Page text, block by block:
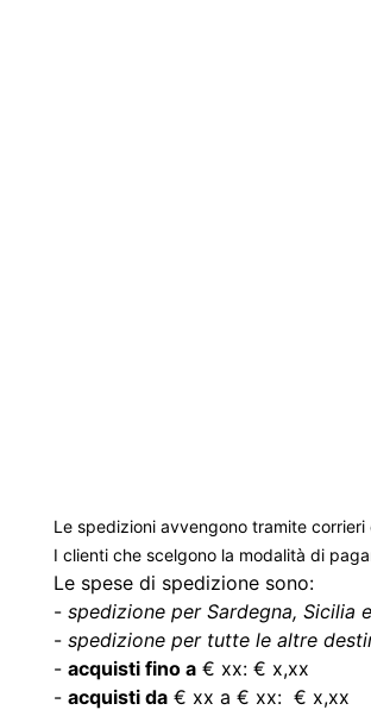
Le spedizioni avvengono tramite
I clienti che scelgono la modalità di
Le spese di spedizione sono:
- spedizione per Sardegna,
- spedizione per tutte le altre
- acquisti fino a € xx: € x,xx
- acquisti da € xx a € xx: € x,xx